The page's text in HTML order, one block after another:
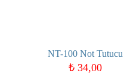
NT-100 Not Tutucu
₺ 34,00